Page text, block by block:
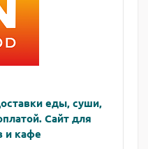
еды, суши,
Сайт для
и кафе